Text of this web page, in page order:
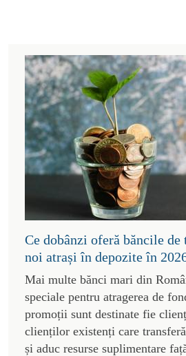
Ce dobânzi oferă băncile de
noi atrași în depozite în
Mai multe bănci mari din
speciale pentru atragerea de
promoții sunt destinate fie
clienților existenți care
și aduc resurse suplimentare